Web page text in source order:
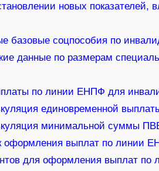
новых
базовые соцпособия по
данные по размерам
по линии ЕНПФ для
единовременной
минимальной суммы
выплат по линии
для оформления выплат